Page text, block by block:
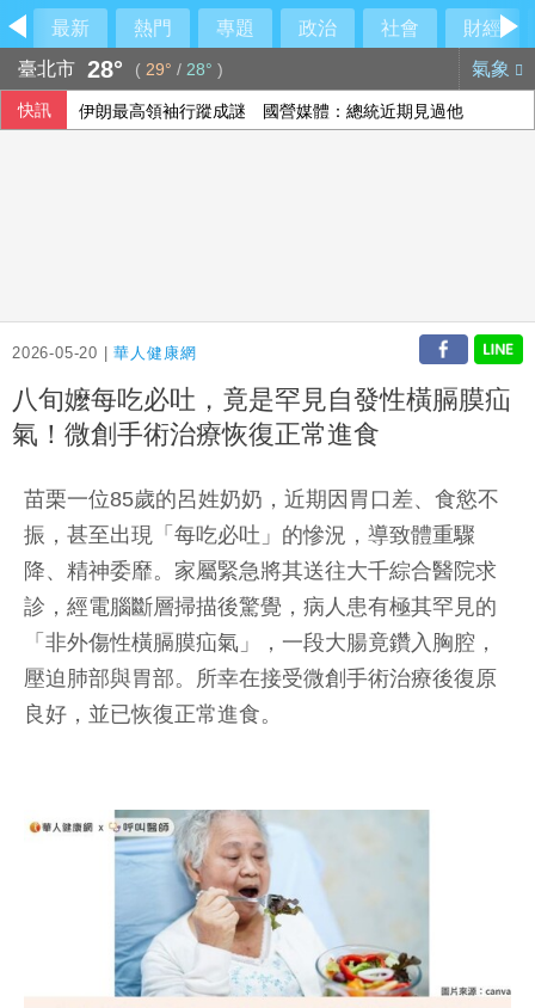
最新 熱門 專題 政治 社會
財經
臺北市 28° ( 29° / 28° ) 氣象
快訊 伊朗最高領袖行蹤成謎 國營媒體：總統近期見過他
2026-05-20 |華人健康網
八旬嬤每吃必吐，竟是罕見自發性橫膈膜疝
氣！微創手術治療恢復正常進食
苗栗一位85歲的呂姓奶奶，近期因胃口差、食慾不
振，甚至出現「每吃必吐」的慘況，導致體重驟
降、精神委靡。家屬緊急將其送往大千綜合醫院求
診，經電腦斷層掃描後驚覺，病人患有極其罕見的
「非外傷性橫膈膜疝氣」，一段大腸竟鑽入胸腔，
壓迫肺部與胃部。所幸在接受微創手術治療後復原
良好，並已恢復正常進食。